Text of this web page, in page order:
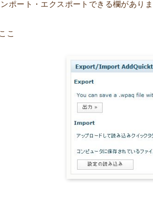
ポート・エクスポートできる欄があり
こ